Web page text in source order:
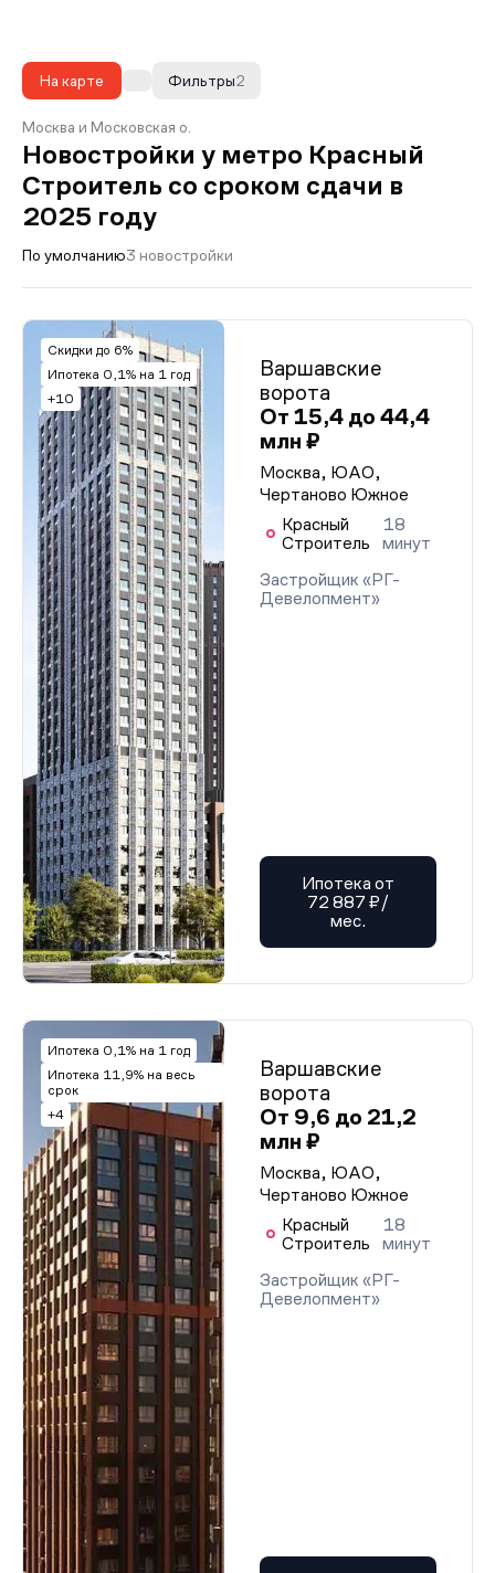
На карте 2
Фильтры
Москва и Московская о.
Новостройки у метро Красный
Строитель со сроком сдачи в
2025 году
По умолчанию3 новостройки
Скидки до 6%
Ипотека 0,1% на 1 год
+10
Варшавские
ворота
От 15,4 до 44,4
млн ₽
Москва, ЮАО,
Чертаново Южное
Красный
Строитель
18
минут
Застройщик «РГ-
Девелопмент»
Ипотека от
72 887 ₽/
мес.
Ипотека 0,1% на 1 год
Ипотека 11,9% на весь
срок
+4
Варшавские
ворота
От 9,6 до 21,2
млн ₽
Москва, ЮАО,
Чертаново Южное
Красный
Строитель
18
минут
Застройщик «РГ-
Девелопмент»